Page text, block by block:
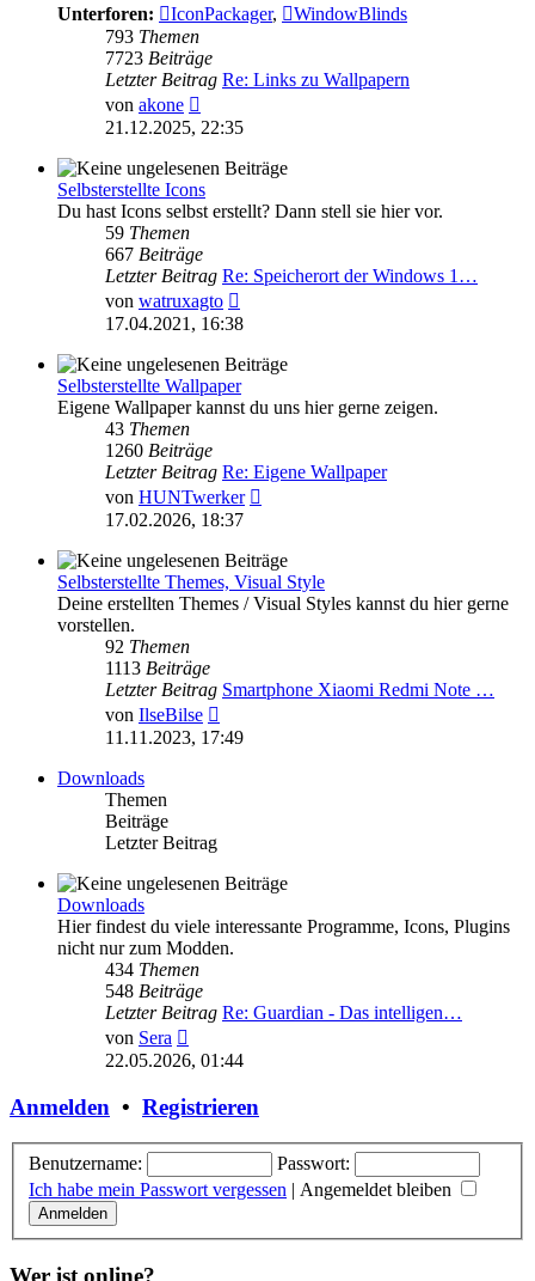
Unterforen:
IconPackager,
WindowBlinds
793 Themen
7723 Beiträge
Letzter Beitrag Re: Links zu Wallpapern
von akone
Beitrag
21.12.2025, 22:35
Selbsterstellte Icons
Du hast Icons selbst erstellt? Dann stell sie hier vor.
59 Themen
667 Beiträge
Letzter Beitrag Re: Speicherort der Windows 1…
von watruxagto
Beitrag
17.04.2021, 16:38
Selbsterstellte Wallpaper
Eigene Wallpaper kannst du uns hier gerne zeigen.
43 Themen
1260 Beiträge
Letzter Beitrag Re: Eigene Wallpaper
von HUNTwerker
17.02.2026, 18:37
Selbsterstellte Themes, Visual Style
Deine erstellten Themes / Visual Styles kannst du hier gerne
vorstellen.
92 Themen
1113 Beiträge
Letzter Beitrag Smartphone Xiaomi Redmi Note …
von IlseBilse
Beitrag
11.11.2023, 17:49
Downloads
Themen
Beiträge
Letzter Beitrag
Downloads
Hier findest du viele interessante Programme, Icons, Plugins
nicht nur zum Modden.
434 Themen
548 Beiträge
Letzter Beitrag Re: Guardian - Das intelligen…
von Sera
Beitrag
22.05.2026, 01:44
Anmelden • Registrieren
Benutzername:
Passwort:
Ich habe mein Passwort vergessen | Angemeldet bleiben
Wer ist online?